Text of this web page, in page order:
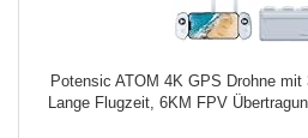
Potensic ATOM 4K GPS Drohne
Lange Flugzeit, 6KM FPV